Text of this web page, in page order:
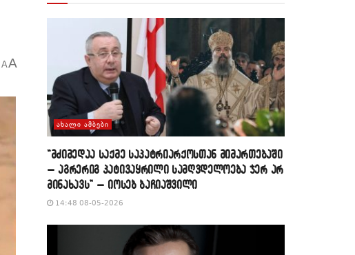
AA
ᲐᲮᲐᲚᲘ ᲐᲛᲑᲔᲑᲘ
“მძიმედაა საქმე საპატრიარქოსთან მიმართებაში
– აგრერიგ პატივაყრილი სამღვდელოება ჯერ არ
მინახავს” – იოსებ ბაჩიაშვილი
14:48 08-05-2026